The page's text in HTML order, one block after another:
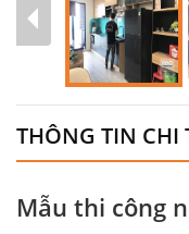
THÔNG TIN CHI
Mẫu thi công